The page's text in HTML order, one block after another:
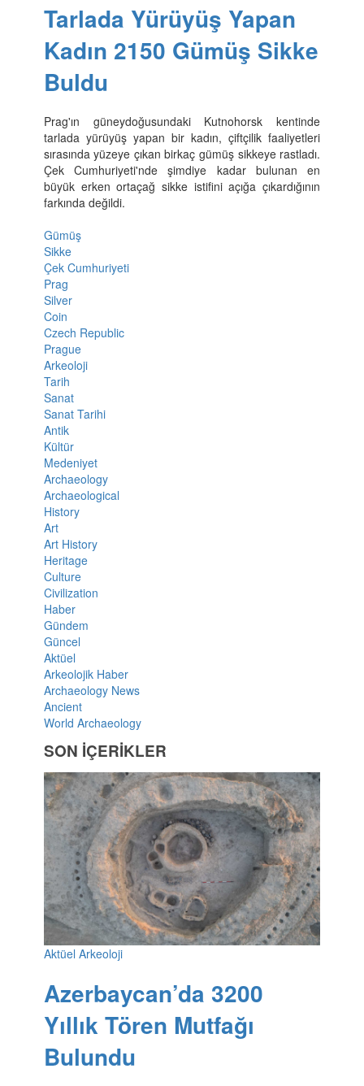
Tarlada Yürüyüş Yapan
Kadın 2150 Gümüş Sikke
Buldu
Prag'ın güneydoğusundaki Kutnohorsk kentinde
tarlada yürüyüş yapan bir kadın, çiftçilik faaliyetleri
sırasında yüzeye çıkan birkaç gümüş sikkeye rastladı.
Çek Cumhuriyeti'nde şimdiye kadar bulunan en
büyük erken ortaçağ sikke istifini açığa çıkardığının
farkında değildi.
Gümüş
Sikke
Çek Cumhuriyeti
Prag
Silver
Coin
Czech Republic
Prague
Arkeoloji
Tarih
Sanat
Sanat Tarihi
Antik
Kültür
Medeniyet
Archaeology
Archaeological
History
Art
Art History
Heritage
Culture
Civilization
Haber
Gündem
Güncel
Aktüel
Arkeolojik Haber
Archaeology News
Ancient
World Archaeology
SON İÇERİKLER
Aktüel Arkeoloji
Azerbaycan’da 3200
Yıllık Tören Mutfağı
Bulundu